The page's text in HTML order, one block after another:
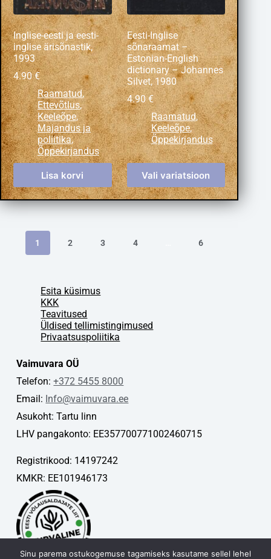
Inglise-eesti ja eesti-
inglise ärisõnastik,
1993
4.90€
Raamatud,
Ettevõtlus,
Keeleõpe,
Majandus ja
poliitika,
Õppekirjandus
Lisa korvi
Eesti-Inglise
sõnaraamat –
Estonian-English
dictionary – Johannes
Silvet, 1980
4.90€
Raamatud,
Keeleõpe,
Õppekirjandus
Vali variatsioon
1 2 3 4 6
Esita küsimus
KKK
Teavitused
Üldised tellimistingimused
Privaatsuspoliitika
Vaimuvara OÜ
Telefon:+372 5455 8000
Email: Info@vaimuvara.ee
Asukoht: Tartu linn
LHV pangakonto: EE357700771002460715
Registrikood: 14197242
KMKR: EE101946173
Sinu parema ostukogemuse tagamiseks kasutame sellel lehel